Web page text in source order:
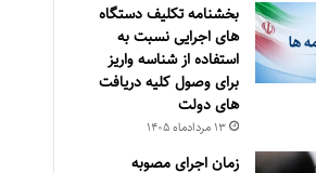
بخشنامه تکلیف دستگاه
های اجرایی نسبت به
استفاده از شناسه واریز
برای وصول کلیه دریافت
های دولت
۱۳ مرداد‌ماه ۱۴۰۵
زمان اجرای مصوبه